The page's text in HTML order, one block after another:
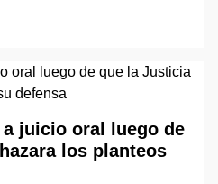
juicio oral luego de
los planteos